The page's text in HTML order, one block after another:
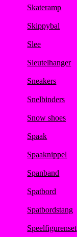
Skateramp
Skippybal
Slee
Sleutelhanger
Sneakers
Snelbinders
Snow shoes
Spaak
Spaaknippel
Spanband
Spatbord
Spatbordstang
Speelfigurenset